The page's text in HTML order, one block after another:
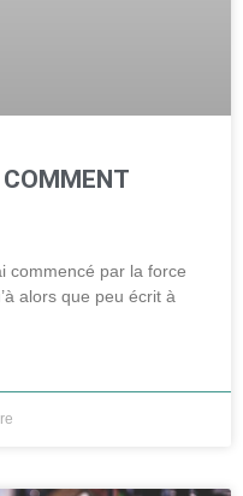
COMMENT
commencé par la force
alors que peu écrit à